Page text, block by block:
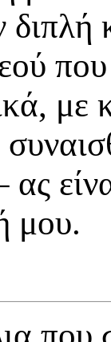
διπλή
με
ας
μου.